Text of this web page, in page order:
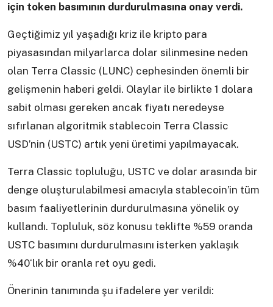
için token basımının durdurulmasına onay verdi.
Geçtiğimiz yıl yaşadığı kriz ile kripto para
piyasasından milyarlarca dolar silinmesine neden
olan Terra Classic (LUNC) cephesinden önemli bir
gelişmenin haberi geldi. Olaylar ile birlikte 1 dolara
sabit olması gereken ancak fiyatı neredeyse
sıfırlanan algoritmik stablecoin Terra Classic
USD’nin (USTC) artık yeni üretimi yapılmayacak.
Terra Classic topluluğu, USTC ve dolar arasında bir
denge oluşturulabilmesi amacıyla stablecoin’in tüm
basım faaliyetlerinin durdurulmasına yönelik oy
kullandı. Topluluk, söz konusu teklifte %59 oranda
USTC basımını durdurulmasını isterken yaklaşık
%40‘lık bir oranla ret oyu gedi.
Önerinin tanımında şu ifadelere yer verildi: